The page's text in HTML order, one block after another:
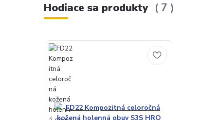
Hodiace sa produkty 7